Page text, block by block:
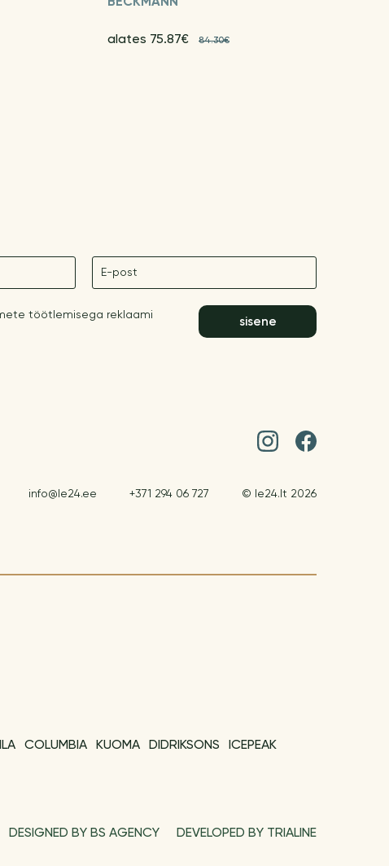
BECKMANN
alates 75.87€ 84.30€
E-post
töötlemisega reklaami
sisene
info@le24.ee +371 294 06 727 © le24.lt 2026
COLUMBIA KUOMA DIDRIKSONS
ICEPEAK
DESIGNED BY BS AGENCY DEVELOPED BY TRIALINE